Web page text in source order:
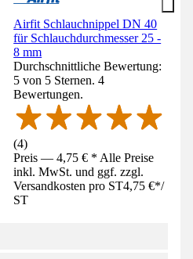
Airfit Schlauchnippel DN 40
für Schlauchdurchmesser 25 -
8 mm
Durchschnittliche Bewertung:
5 von 5 Sternen. 4
Bewertungen.
(4)
Preis — 4,75 € * Alle Preise
inkl. MwSt. und ggf. zzgl.
Versandkosten pro ST4,75 €*/
ST